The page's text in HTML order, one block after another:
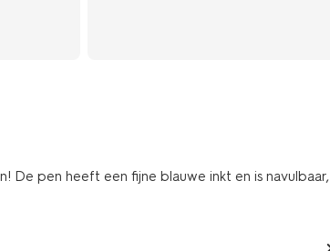
De pen heeft een fijne blauwe inkt en is navulbaar,